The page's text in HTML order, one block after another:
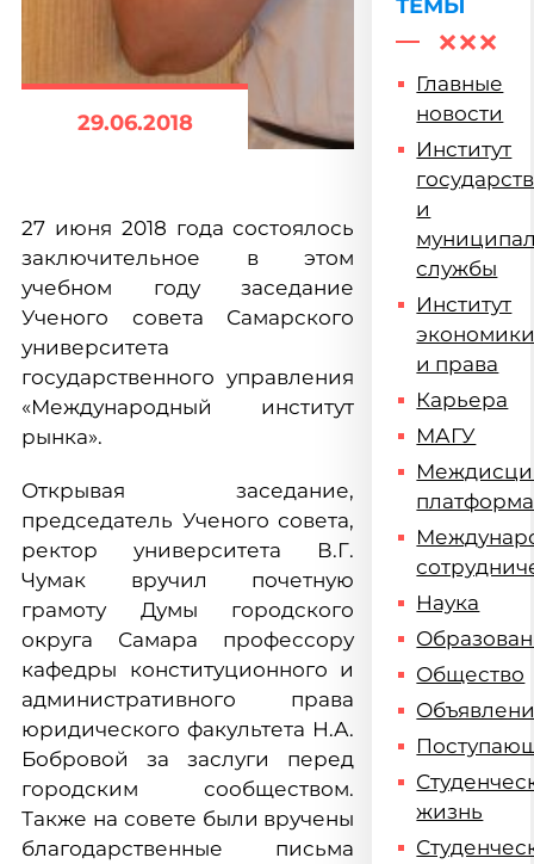
29.06.2018
27 июня 2018 года состоялось
заключительное в этом
учебном году заседание
Ученого совета Самарского
университета
государственного управления
«Международный институт
рынка».
Открывая заседание,
председатель Ученого совета,
ректор университета В.Г.
Чумак вручил почетную
грамоту Думы городского
округа Самара профессору
кафедры конституционного и
административного права
юридического факультета Н.А.
Бобровой за заслуги перед
городским сообществом.
Также на совете были вручены
благодарственные письма
ТЕМЫ
Главные
новости
Институт
и
службы
Институт
и права
Карьера
МАГУ
платформа
Наука
Общество
жизнь